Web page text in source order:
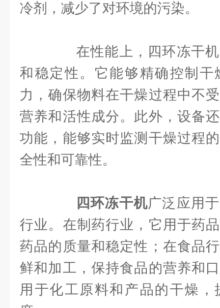
冷剂，减少了对环境的污染。
在性能上，四环冻干机
和稳定性。它能够精确控制干
力，确保物料在干燥过程中不
营养和活性成分。此外，设备
功能，能够实时监测干燥过程
全性和可靠性。
四环冻干机广泛应用
行业。在制药行业，它用于药
药品的质量和稳定性；在食品
鲜和加工，保持食品的营养和
用于化工原料和产品的干燥